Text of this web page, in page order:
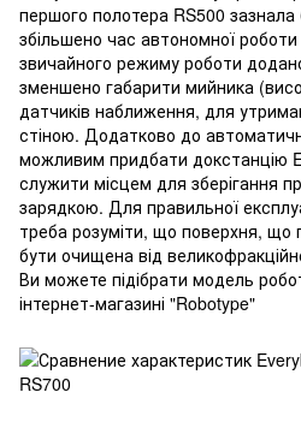
першого полотера RS500 зазнала
збільшено час автономної
звичайного режиму роботи
зменшено габарити мийника
датчиків наближення, для
стіною. Додатково до
можливим придбати докстанцію
служити місцем для зберігання
зарядкою. Для правильної
треба розуміти, що поверхня, що
бути очищена від
Ви можете підібрати модель
інтернет-магазині "Robotype"